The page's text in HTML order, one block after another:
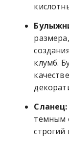
клумб.
Сланец:
темным